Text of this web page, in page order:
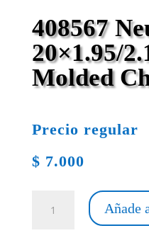
408567
20×1.95/
Molded
Precio regular
$ 7.000
Neumaticos
Añade